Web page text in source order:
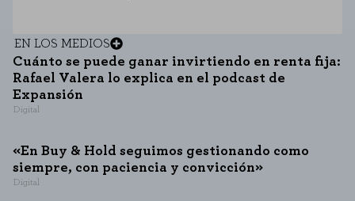
EN LOS MEDIOS
Cuánto se puede ganar invirtiendo en renta fija:
Rafael Valera lo explica en el podcast de
Expansión
Digital
«En Buy & Hold seguimos gestionando como
siempre, con paciencia y convicción»
Digital